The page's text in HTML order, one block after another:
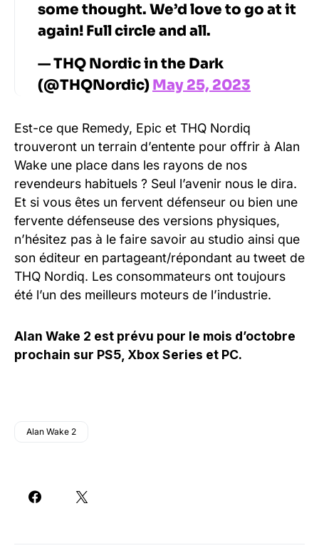
some thought. We’d love to go at it
again! Full circle and all.
— THQ Nordic in the Dark
(@THQNordic) May 25, 2023
Est-ce que Remedy, Epic et THQ Nordiq
trouveront un terrain d’entente pour offrir à Alan
Wake une place dans les rayons de nos
revendeurs habituels ? Seul l’avenir nous le dira.
Et si vous êtes un fervent défenseur ou bien une
fervente défenseuse des versions physiques,
n’hésitez pas à le faire savoir au studio ainsi que
son éditeur en partageant/répondant au tweet de
THQ Nordiq. Les consommateurs ont toujours
été l’un des meilleurs moteurs de l’industrie.
Alan Wake 2 est prévu pour le mois d’octobre
prochain sur PS5, Xbox Series et PC.
Alan Wake 2